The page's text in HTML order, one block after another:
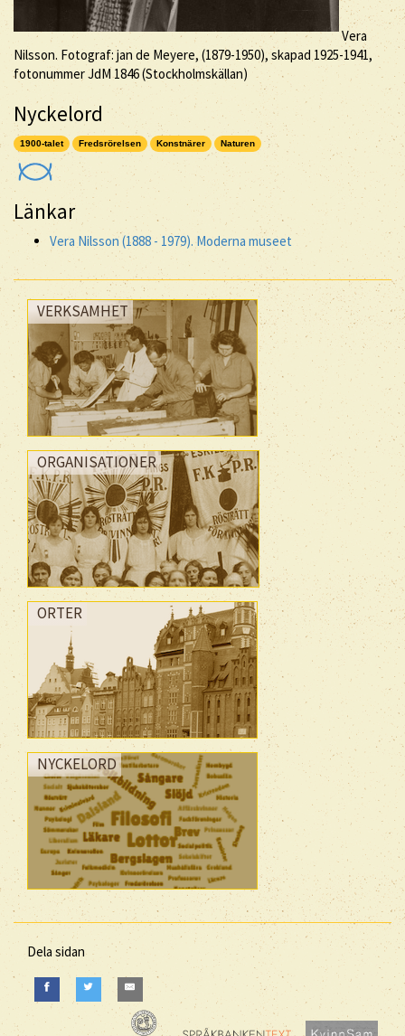
Vera
Nilsson. Fotograf: jan de Meyere, (1879-1950), skapad 1925-1941,
fotonummer JdM 1846 (Stockholmskällan)
Nyckelord
1900-talet Fredsrörelsen Konstnärer Naturen
Länkar
Vera Nilsson (1888 - 1979). Moderna museet
VERKSAMHET
ORGANISATIONER
ORTER
NYCKELORD
Dela sidan